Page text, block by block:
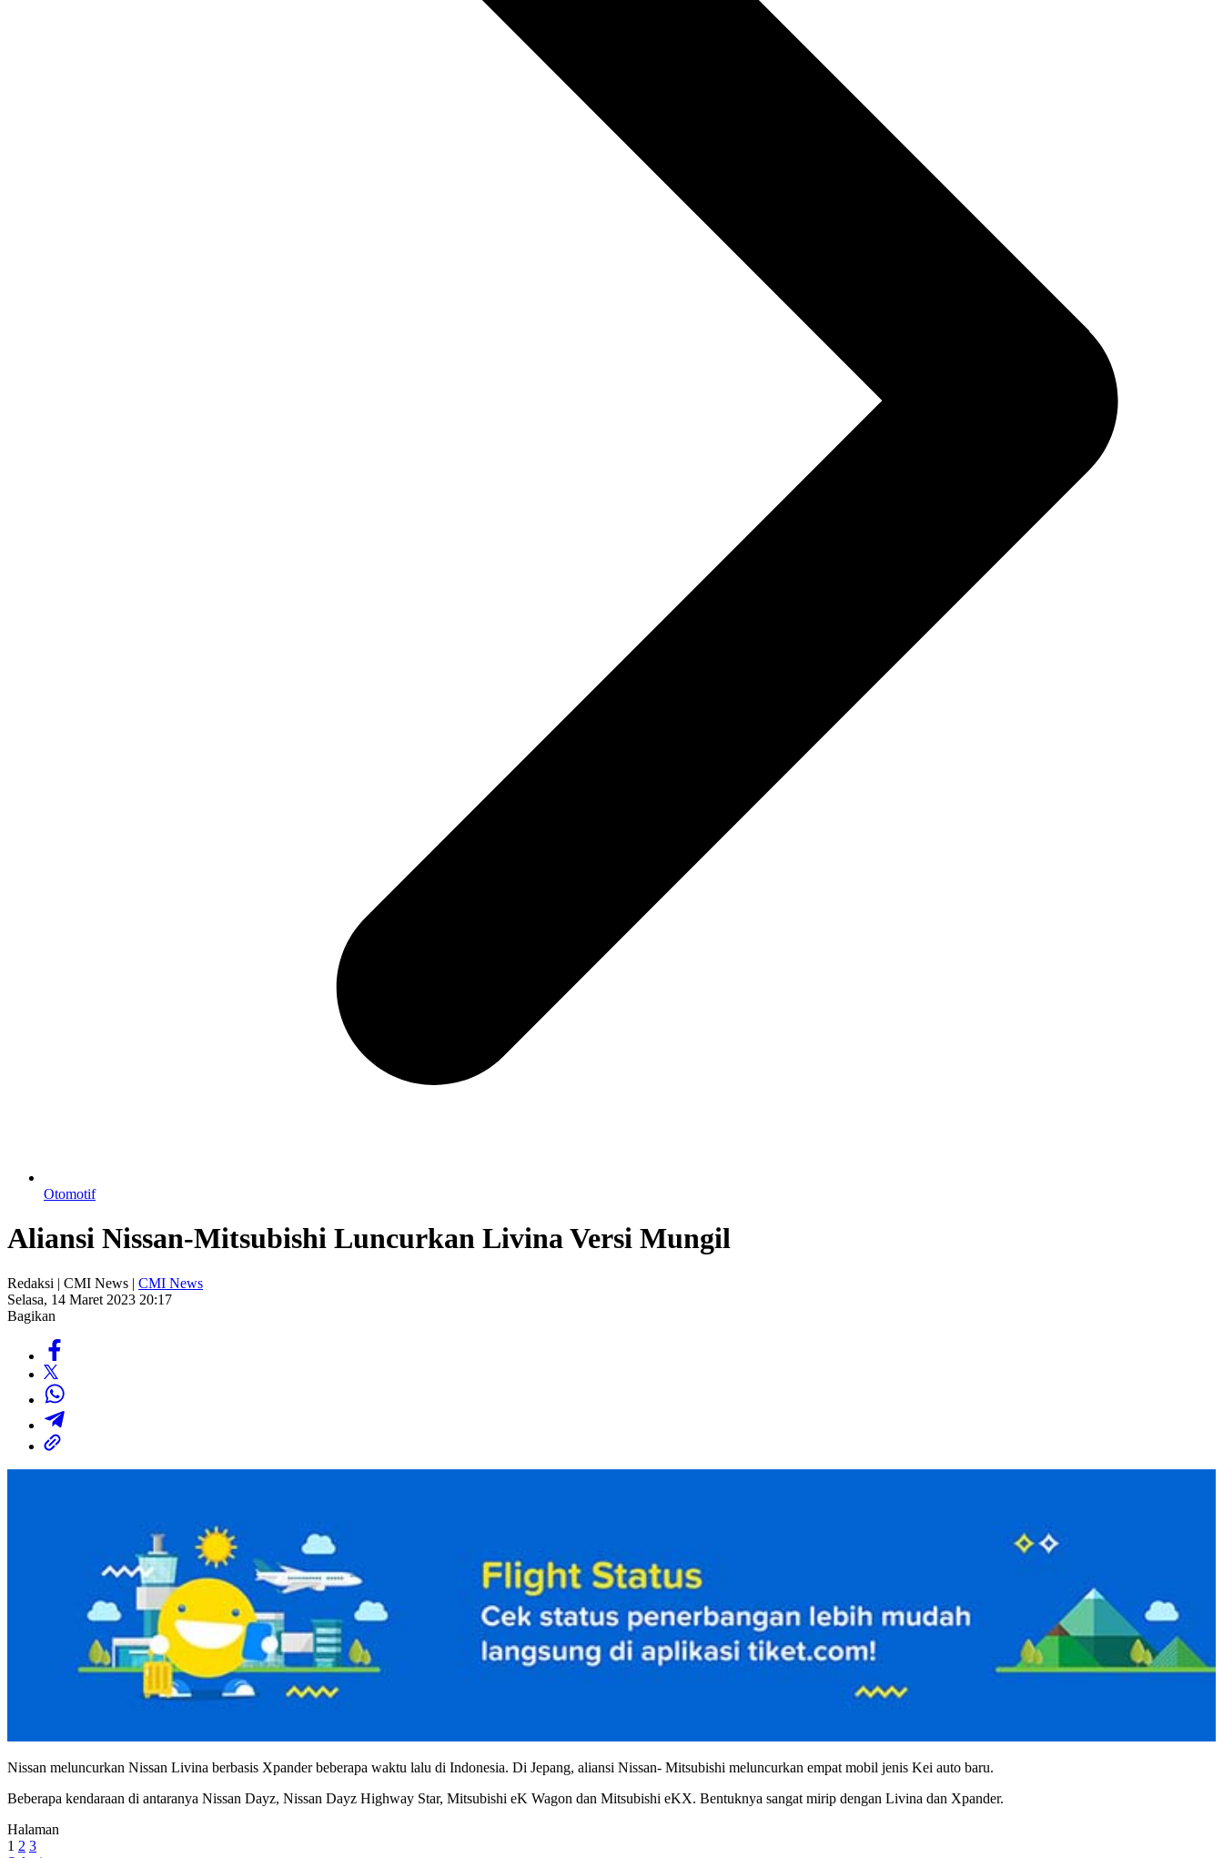
Otomotif
Aliansi Nissan-Mitsubishi Luncurkan Livina Versi Mungil
Redaksi | CMI News | CMI News
Selasa, 14 Maret 2023 20:17
Bagikan
Nissan meluncurkan Nissan Livina berbasis Xpander beberapa waktu lalu di Indonesia. Di Jepang, aliansi Nissan- Mitsubishi meluncurkan empat mobil jenis Kei auto baru.
Beberapa kendaraan di antaranya Nissan Dayz, Nissan Dayz Highway Star, Mitsubishi eK Wagon dan Mitsubishi eKX. Bentuknya sangat mirip dengan Livina dan Xpander.
Halaman
1 2 3